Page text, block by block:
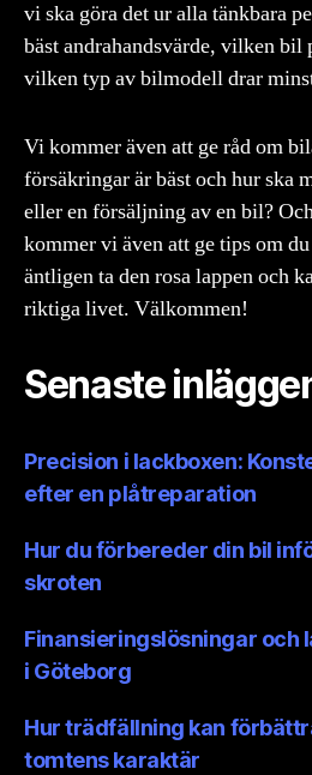
vi ska göra det ur alla tänkbara
bäst andrahandsvärde, vilken
vilken typ av bilmodell drar
Vi kommer även att ge råd om
försäkringar är bäst och hur ska
eller en försäljning av en bil?
kommer vi även att ge tips om
äntligen ta den rosa lappen och
riktiga livet. Välkommen!
Senaste
Precision i lackboxen:
efter en plåtreparation
Hur du förbereder din bil
skroten
Finansieringslösningar och
i Göteborg
Hur trädfällning kan
tomtens karaktär